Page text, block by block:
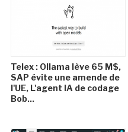
Telex : Ollama lève 65 M$,
SAP évite une amende de
l'UE, L'agent IA de codage
Bob...